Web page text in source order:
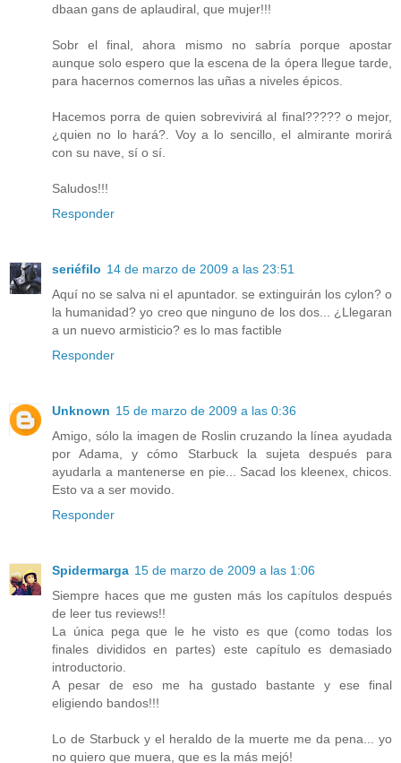
dbaan gans de aplaudiral, que mujer!!!
Sobr el final, ahora mismo no sabría porque apostar
aunque solo espero que la escena de la ópera llegue tarde,
para hacernos comernos las uñas a niveles épicos.
Hacemos porra de quien sobrevivirá al final????? o mejor,
¿quien no lo hará?. Voy a lo sencillo, el almirante morirá
con su nave, sí o sí.
Saludos!!!
Responder
seriéfilo 14 de marzo de 2009 a las 23:51
Aquí no se salva ni el apuntador. se extinguirán los cylon? o
la humanidad? yo creo que ninguno de los dos... ¿Llegaran
a un nuevo armisticio? es lo mas factible
Responder
Unknown 15 de marzo de 2009 a las 0:36
Amigo, sólo la imagen de Roslin cruzando la línea ayudada
por Adama, y cómo Starbuck la sujeta después para
ayudarla a mantenerse en pie... Sacad los kleenex, chicos.
Esto va a ser movido.
Responder
Spidermarga 15 de marzo de 2009 a las 1:06
Siempre haces que me gusten más los capítulos después
de leer tus reviews!!
La única pega que le he visto es que (como todas los
finales divididos en partes) este capítulo es demasiado
introductorio.
A pesar de eso me ha gustado bastante y ese final
eligiendo bandos!!!
Lo de Starbuck y el heraldo de la muerte me da pena... yo
no quiero que muera, que es la más mejó!